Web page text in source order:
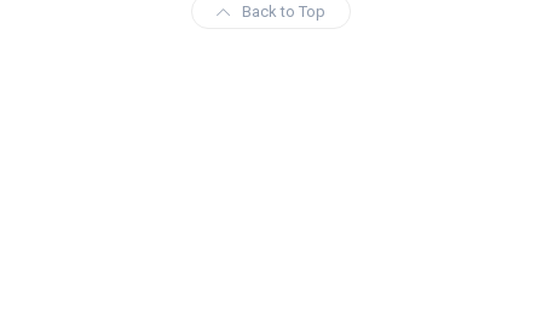
Back to Top